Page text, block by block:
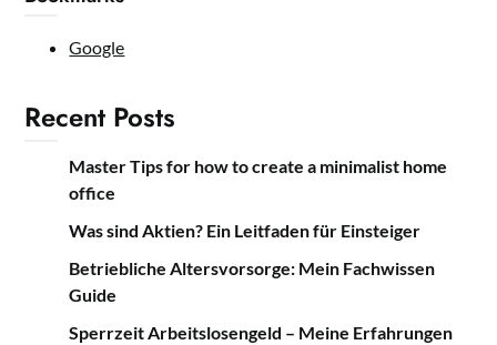
Google
Recent Posts
Master Tips for how to create a minimalist home
office
Was sind Aktien? Ein Leitfaden für Einsteiger
Betriebliche Altersvorsorge: Mein Fachwissen
Guide
Sperrzeit Arbeitslosengeld – Meine Erfahrungen